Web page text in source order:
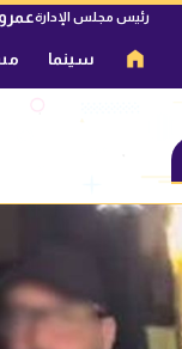
رئيس مجلس الإدارة
سينما